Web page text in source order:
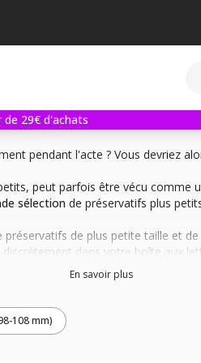
de 29€ d'achats
pendant l'acte ? Vous devriez
peut parfois être vécu comme
sélection de préservatifs plus
de plus petite taille et
dans votre boîte aux
qui vous vont bien
!
En savoir plus
108 mm)